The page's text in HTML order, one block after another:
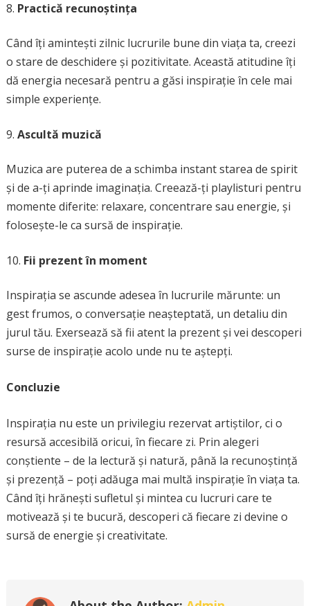
Practică recunoștința
Când îți amintești zilnic lucrurile bune din viața ta, creezi
o stare de deschidere și pozitivitate. Această atitudine îți
dă energia necesară pentru a găsi inspirație în cele mai
simple experiențe.
Ascultă muzică
Muzica are puterea de a schimba instant starea de spirit
și de a-ți aprinde imaginația. Creează-ți playlisturi pentru
momente diferite: relaxare, concentrare sau energie, și
folosește-le ca sursă de inspirație.
Fii prezent în moment
Inspirația se ascunde adesea în lucrurile mărunte: un
gest frumos, o conversație neașteptată, un detaliu din
jurul tău. Exersează să fii atent la prezent și vei descoperi
surse de inspirație acolo unde nu te aștepți.
Concluzie
Inspirația nu este un privilegiu rezervat artiștilor, ci o
resursă accesibilă oricui, în fiecare zi. Prin alegeri
conștiente – de la lectură și natură, până la recunoștință
și prezență – poți adăuga mai multă inspirație în viața ta.
Când îți hrănești sufletul și mintea cu lucruri care te
motivează și te bucură, descoperi că fiecare zi devine o
sursă de energie și creativitate.